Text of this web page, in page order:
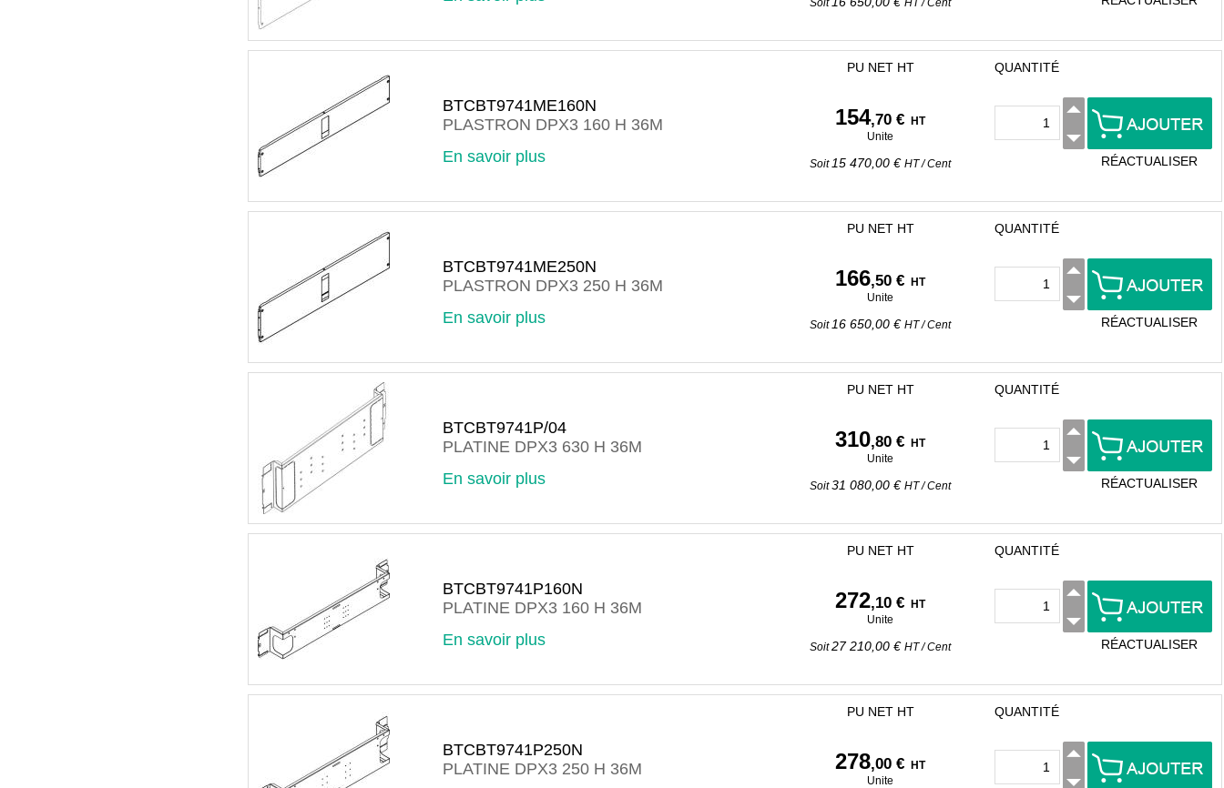
Soit HT/Cent
BTCBT9741ME160N
PLASTRON DPX3 160 H 36M
En savoir plus
PU NET HT
154,70 €
HT
Unite
Soit15 470,00 € HT/Cent
QUANTITÉ
RÉACTUALISER
BTCBT9741ME250N
PLASTRON DPX3 250 H 36M
En savoir plus
PU NET HT
166,50 €
HT
Unite
Soit16 650,00 € HT/Cent
QUANTITÉ
RÉACTUALISER
BTCBT9741P/04
PLATINE DPX3 630 H 36M
En savoir plus
PU NET HT
310,80 €
HT
Unite
Soit31 080,00 € HT/Cent
QUANTITÉ
RÉACTUALISER
BTCBT9741P160N
PLATINE DPX3 160 H 36M
En savoir plus
PU NET HT
272,10 €
HT
Unite
Soit27 210,00 € HT/Cent
QUANTITÉ
RÉACTUALISER
BTCBT9741P250N
PLATINE DPX3 250 H 36M
PU NET HT
278,00 €
HT
Unite
QUANTITÉ